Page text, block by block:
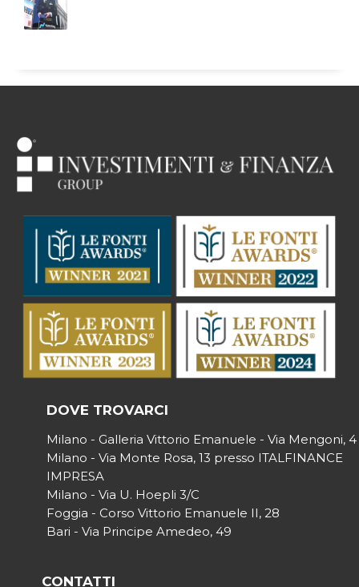
DOVE TROVARCI
Milano - Galleria Vittorio Emanuele - Via Mengoni, 4
Milano - Via Monte Rosa, 13 presso ITALFINANCE
IMPRESA
Milano - Via U. Hoepli 3/C
Foggia - Corso Vittorio Emanuele II, 28
Bari - Via Principe Amedeo, 49
CONTATTI